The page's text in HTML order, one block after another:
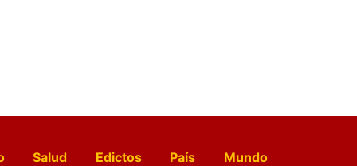
Salud Edictos País
Mundo